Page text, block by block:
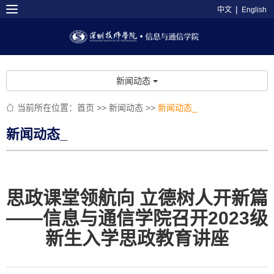
中文 | English
新闻动态
 当前所在位置： 首页 >> 新闻动态 >> 新闻动态_
新闻动态_
思政课堂领航向 立德树人开新篇
——信息与通信学院召开2023级
新生入学思政教育讲座